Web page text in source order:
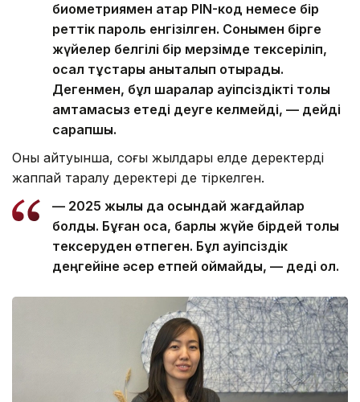
биометриямен қатар PIN-код немесе бір
реттік пароль енгізілген. Сонымен бірге
жүйелер белгілі бір мерзімде тексеріліп,
осал тұстары анықталып отырады.
Дегенмен, бұл шаралар қауіпсіздікті толық
қамтамасыз етеді деуге келмейді, — дейді
сарапшы.
Оның айтуынша, соңғы жылдары елде деректердің
жаппай таралу деректері де тіркелген.
— 2025 жылы да осындай жағдайлар
болды. Бұған қоса, барлық жүйе бірдей толық
тексеруден өтпеген. Бұл қауіпсіздік
деңгейіне әсер етпей қоймайды, — деді ол.